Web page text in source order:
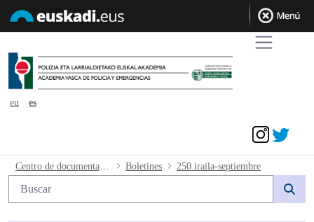
eu
es
250 iraila-septiembre - avpe
Boletines 250 iraila-septiembre
Búsqueda web